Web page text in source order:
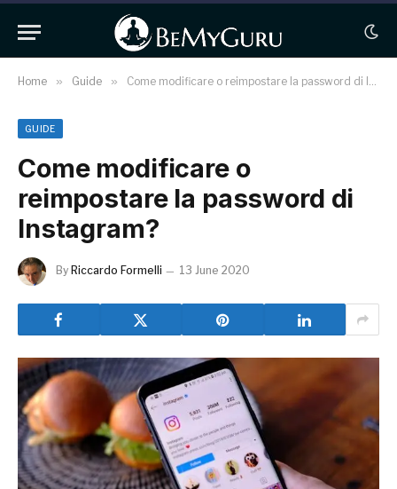
Home » Guide » Come modificare o reimpostare la password di Instagram?
GUIDE
Come modificare o
reimpostare la password di
Instagram?
By Riccardo Formelli 13 June 2020